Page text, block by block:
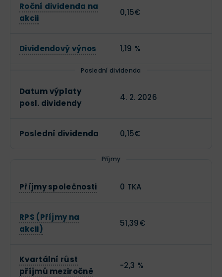
Roční dividenda na
akcii
0,15€
Dividendový výnos 1,19 %
Poslední dividenda
Datum výplaty
posl. dividendy
4. 2. 2026
Poslední dividenda 0,15€
Příjmy
Příjmy společnosti 0 TKA
RPS (Příjmy na
akcii)
51,39€
Kvartální růst
příjmů meziročně
-2,3 %